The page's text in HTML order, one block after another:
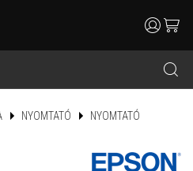
search
usercart
NYOMTATÓ
NYOMTATÓ